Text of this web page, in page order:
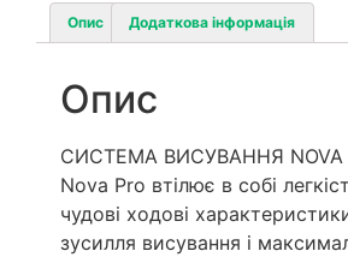
Опис Додаткова інформація
Опис
СИСТЕМА ВИСУВАННЯ NOVA
Nova Pro втілює в собі
чудові ходові
зусилля висування і